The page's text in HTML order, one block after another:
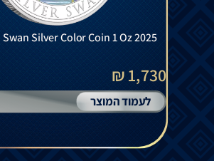
Silver Color Coin 1 Oz 2025
1,730 ₪
לעמוד המוצר